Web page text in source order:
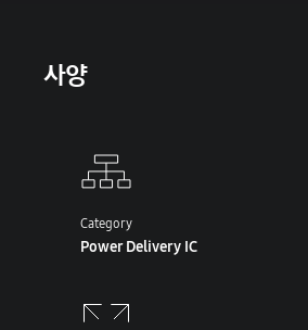
사양
Category
Power Delivery IC